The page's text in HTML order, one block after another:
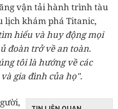
vận tải hành trình tàu
lịch khám phá Titanic,
hiểu và huy động mọi
đoàn trở về an toàn.
tôi là hướng về các
gia đình của họ".